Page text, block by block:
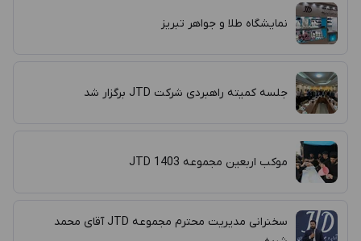
نمایشگاه طلا و جواهر تبریز
جلسه کمیته راهبردی شرکت JTD برگزار شد
موکب اربعین مجموعه JTD 1403
سخنرانی مدیریت محترم مجموعه JTD آقای محمد